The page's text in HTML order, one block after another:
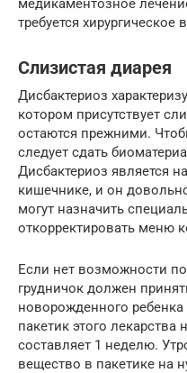
медикаментозное
требуется хирургическое
Слизистая диарея
Дисбактериоз
котором присутствует
остаются прежними.
следует сдать
Дисбактериоз является
кишечнике, и он
могут назначить
откорректировать меню
Если нет возможности
грудничок должен
новорожденного
пакетик этого лекарства
составляет 1 неделю.
вещество в пакетике на